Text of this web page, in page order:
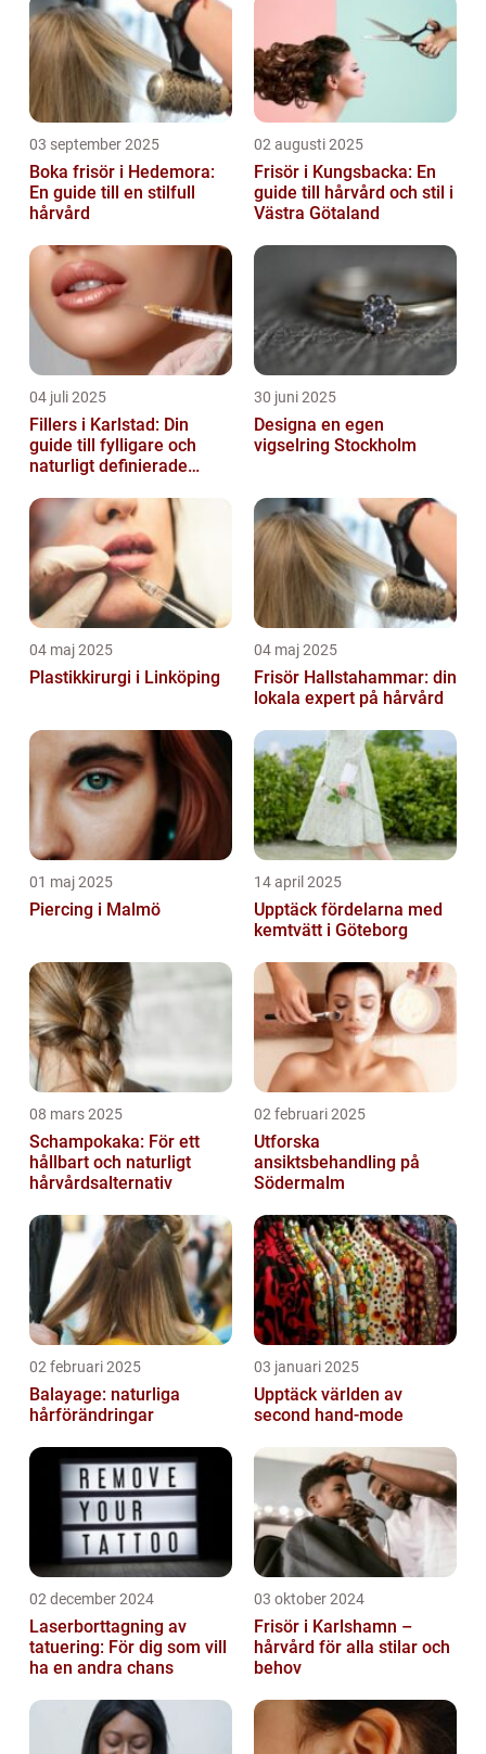
03 september 2025
Boka frisör i Hedemora:
En guide till en stilfull
hårvård
02 augusti 2025
Frisör i Kungsbacka: En
guide till hårvård och stil i
Västra Götaland
04 juli 2025
Fillers i Karlstad: Din
guide till fylligare och
naturligt definierade
30 juni 2025
Designa en egen
vigselring Stockholm
04 maj 2025
Plastikkirurgi i Linköping
04 maj 2025
Frisör Hallstahammar: din
lokala expert på hårvård
01 maj 2025
Piercing i Malmö
14 april 2025
Upptäck fördelarna med
kemtvätt i Göteborg
08 mars 2025
Schampokaka: För ett
hållbart och naturligt
hårvårdsalternativ
02 februari 2025
Utforska
ansiktsbehandling på
Södermalm
02 februari 2025
Balayage: naturliga
hårförändringar
03 januari 2025
Upptäck världen av
second hand-mode
02 december 2024
Laserborttagning av
tatuering: För dig som vill
ha en andra chans
03 oktober 2024
Frisör i Karlshamn –
hårvård för alla stilar och
behov